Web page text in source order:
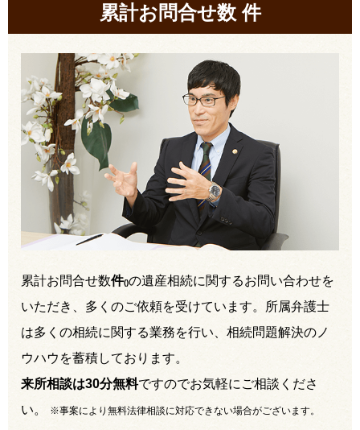
累計お問合せ数件
累計お問合せ数件()の遺産相続に関するお問い合わせを
いただき、多くのご依頼を受けています。所属弁護士
は多くの相続に関する業務を行い、相続問題解決のノ
ウハウを蓄積しております。
来所相談は30分無料ですのでお気軽にご相談くださ
い。
※事案により無料法律相談に対応できない場合がございます。